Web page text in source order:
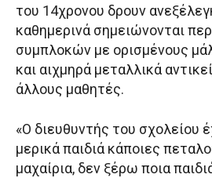
του 14χρονου δρουν
καθημερινά σημειώνονται
συμπλοκών με ορισμένους
και αιχμηρά μεταλλικά
άλλους μαθητές.
«Ο διευθυντής του σχολείου
μερικά παιδιά κάποιες
μαχαίρια, δεν ξέρω ποια